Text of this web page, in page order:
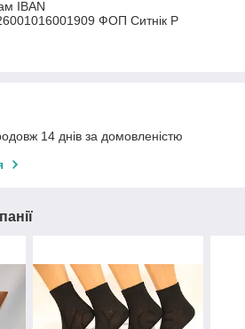
IBAN
ФОП Ситнік Р
14 днів за домовленістю